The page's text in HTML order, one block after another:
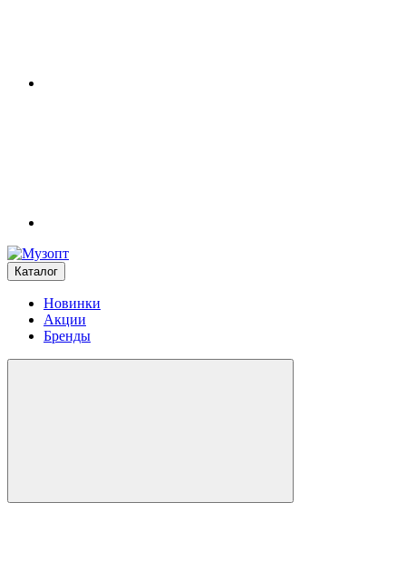
Каталог
Новинки
Акции
Бренды